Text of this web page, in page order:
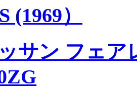
(1969）
サン フェア